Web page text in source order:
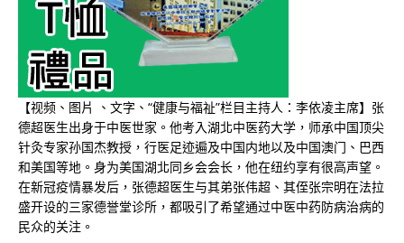
【视频、图片 、文字、“健康与福祉”栏目主持人：李依凌主席】张
德超医生出身于中医世家。他考入湖北中医药大学，师承中国顶尖
针灸专家孙国杰教授，行医足迹遍及中国内地以及中国澳门、巴西
和美国等地。身为美国湖北同乡会会长，他在纽约享有很高声望。
在新冠疫情暴发后，张德超医生与其弟张伟超、其侄张宗明在法拉
盛开设的三家德誉堂诊所，都吸引了希望通过中医中药防病治病的
民众的关注。